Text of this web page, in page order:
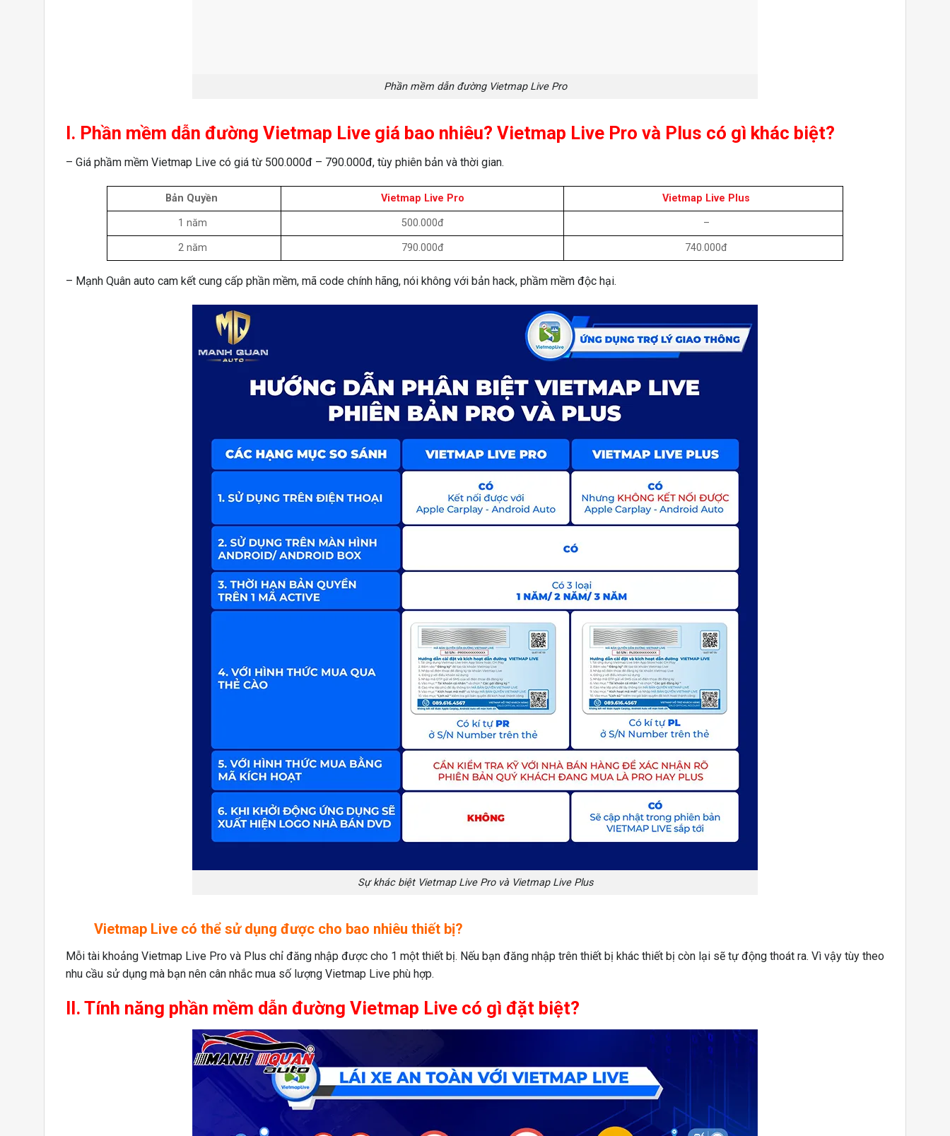
Phần mềm dẫn đường Vietmap Live Pro
I. Phần mềm dẫn đường Vietmap Live giá bao nhiêu? Vietmap Live Pro và Plus có gì khác biệt?
– Giá phầm mềm Vietmap Live có giá từ 500.000đ – 790.000đ, tùy phiên bản và thời gian.
Bản Quyền Vietmap Live Pro Vietmap Live Plus
1 năm 500.000đ –
2 năm 790.000đ 740.000đ
– Mạnh Quân auto cam kết cung cấp phần mềm, mã code chính hãng, nói không với bản hack, phầm mềm độc hại.
Sự khác biệt Vietmap Live Pro và Vietmap Live Plus
Vietmap Live có thể sử dụng được cho bao nhiêu thiết bị?
Mỗi tài khoảng Vietmap Live Pro và Plus chỉ đăng nhập được cho 1 một thiết bị. Nếu bạn đăng nhập trên thiết bị khác thiết bị còn lại sẽ tự động thoát ra. Vì vậy tùy theo
nhu cầu sử dụng mà bạn nên cân nhắc mua số lượng Vietmap Live phù hợp.
II. Tính năng phần mềm dẫn đường Vietmap Live có gì đặt biệt?